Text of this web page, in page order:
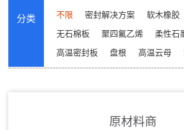
分类 不限 密封解决方案 软木橡胶
无石棉板
聚四氟乙烯
柔性石
高温密封板
盘根 高温云母
原材料商